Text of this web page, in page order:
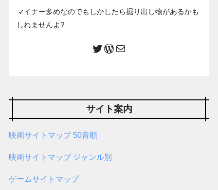
マイナー多めなのでもしかしたら掘り出し物があるかも
しれませんよ?
サイト案内
映画サイトマップ 50音順
映画サイトマップ ジャンル別
ゲームサイトマップ